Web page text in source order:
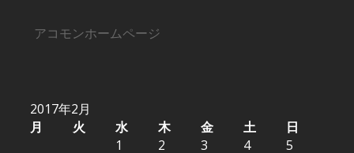
アコモンホームページ
2017年2月
月
火 水 木 金 土
日
1
2 3 4
5